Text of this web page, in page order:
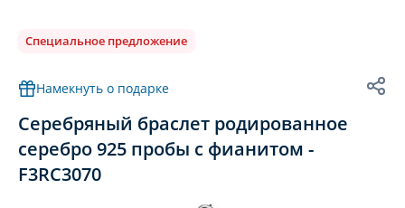
Специальное предложение
Намекнуть о подарке
Серебряный браслет родированное
серебро 925 пробы с фианитом -
F3RC3070